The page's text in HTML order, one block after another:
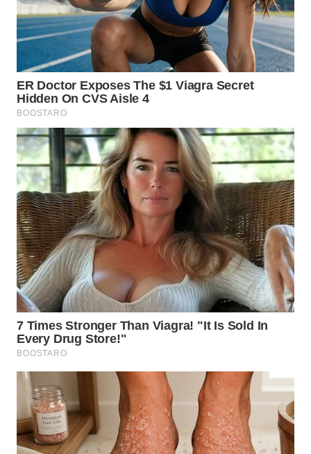
TOBA
WN
WN
LANGKAT
WN
TAPANULI
SELATAN
WN
TANJUNG
LESUNG
WN
KARO
WN
SIMALUNGUN
LABUHANBATU
WN
TAPANULI